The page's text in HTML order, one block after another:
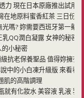
力 現在日本原廠推出試用
在地原料蜜香紅茶 三日份
嗎? 妳需要西班牙第一藥
QQ潤白凝露 女神的秘密
的小秘密
抗老保養聖品 值得妳擁有
中的小白凍升級版 來看看
肌的高階調理
就有化妝水 美容液 乳液 乳